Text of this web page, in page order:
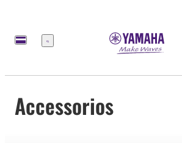
Menú
Accessorios